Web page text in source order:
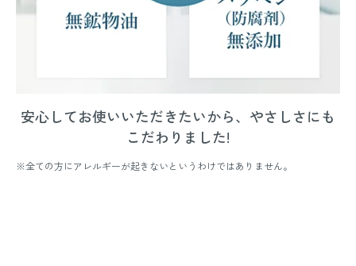
安心してお使いいただきたいから、やさしさにも
こだわりました!
※全ての方にアレルギーが起きないというわけではありません。